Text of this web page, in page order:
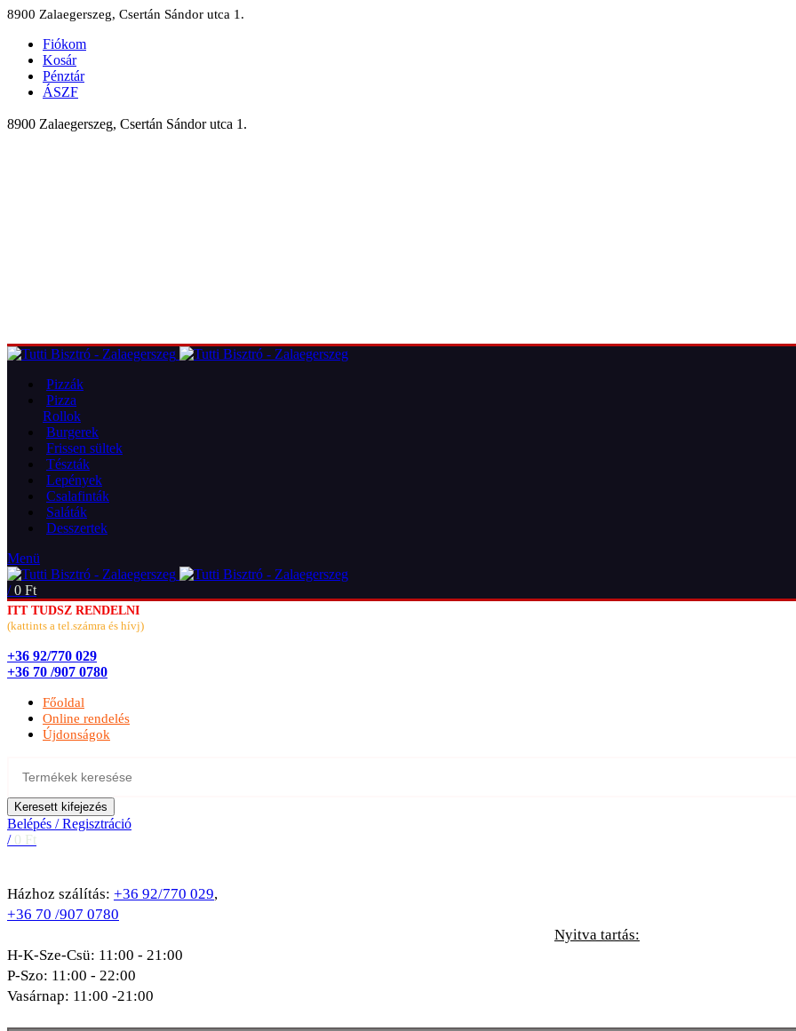
8900 Zalaegerszeg, Csertán Sándor utca 1.
Fiókom
Kosár
Pénztár
ÁSZF
8900 Zalaegerszeg, Csertán Sándor utca 1.
Pizzák
Pizza
Rollok
Burgerek
Frissen sültek
Tészták
Lepények
Csalafinták
Saláták
Desszertek
Menü
/ 0 Ft
ITT TUDSZ RENDELNI
(kattints a tel.számra és hívj)
+36 92/770 029
+36 70 /907 0780
Főoldal
Online rendelés
Újdonságok
Keresett kifejezés
Belépés / Regisztráció
/ 0 Ft
Házhoz szálítás: +36 92/770 029,
+36 70 /907 0780
Nyitva tartás:
H-K-Sze-Csü: 11:00 - 21:00
P-Szo: 11:00 - 22:00
Vasárnap: 11:00 -21:00